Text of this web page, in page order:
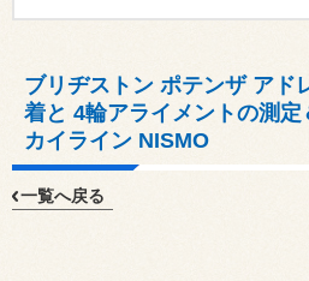
ブリヂストン ポテンザ アド
着と 4輪アライメントの測
カイライン NISMO
一覧へ戻る